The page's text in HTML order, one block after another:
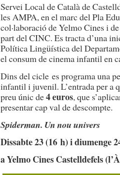
Servei Local de Català de
les AMPA, en el marc del Pla
col·laboració de Yelmo Cines i
part del CINC. Es tracta d’una
Política Lingüística del
el consum de cinema infantil en
Dins del cicle es programa una
infantil i juvenil. L’entrada per a
preu únic de4 euros, que
presentar cap val de descompte.
Spiderman. Un nou univers
Dissabte 23 (16 h) i diumenge
a Yelmo Cines Castelldefels